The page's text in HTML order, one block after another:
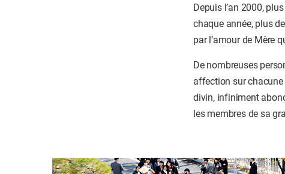
Depuis l’an 2000,
chaque année, plus
par l’amour de Mère
De nombreuses
affection sur chacune
divin, infiniment
les membres de sa